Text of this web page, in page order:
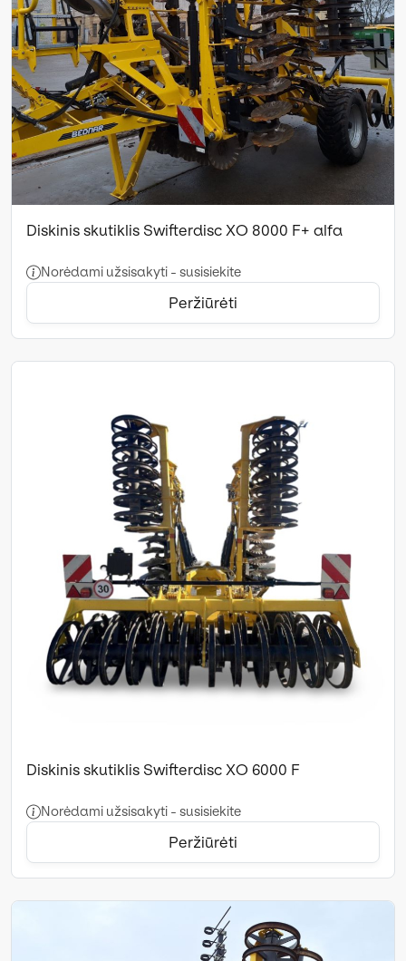
Diskinis skutiklis Swifterdisc XO 8000 F+ alfa
Norėdami užsisakyti - susisiekite
Peržiūrėti
Diskinis skutiklis Swifterdisc XO 6000 F
Norėdami užsisakyti - susisiekite
Peržiūrėti